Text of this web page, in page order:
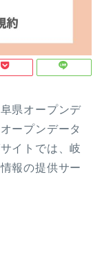
県オープンデ
ープンデータ
イトでは、岐
報の提供サー